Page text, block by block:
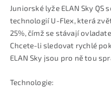
Juniorské lyže ELAN Sky
technologií U-Flex, která
25%, čímž se stávají
Chcete-li sledovat rychlé
ELAN Sky jsou pro ně tou
Technologie: